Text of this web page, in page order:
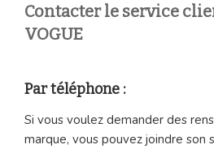
Contacter le service
VOGUE
Par téléphone :
Si vous voulez demander des
marque, vous pouvez joindre son